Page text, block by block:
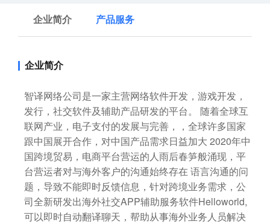
企业简介 产品服务
企业简介
智译网络公司是一家主营网络软件开发，游戏开发，
发行，社交软件及辅助产品研发的平台。 随着全球互
联网产业，电子支付的发展与完善，，全球许多国家
跟中国展开合作，对中国产品需求日益加大 2020年中
国跨境贸易，电商平台营运的人雨后春笋般涌现，平
台营运者对与海外客户的沟通始终存在 语言沟通的问
题，导致不能即时反馈信息，针对跨境业务需求，公
司全新研发出海外社交APP辅助服务软件Helloworld,
可以即时自动翻译聊天，帮助从事海外业务人员解决